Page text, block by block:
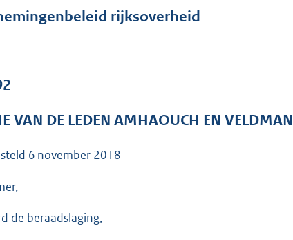
a
r
rijksoverheid
VAN DE LEDEN AMHAOUCH EN VELDMAN
6 november 2018
de beraadslaging,